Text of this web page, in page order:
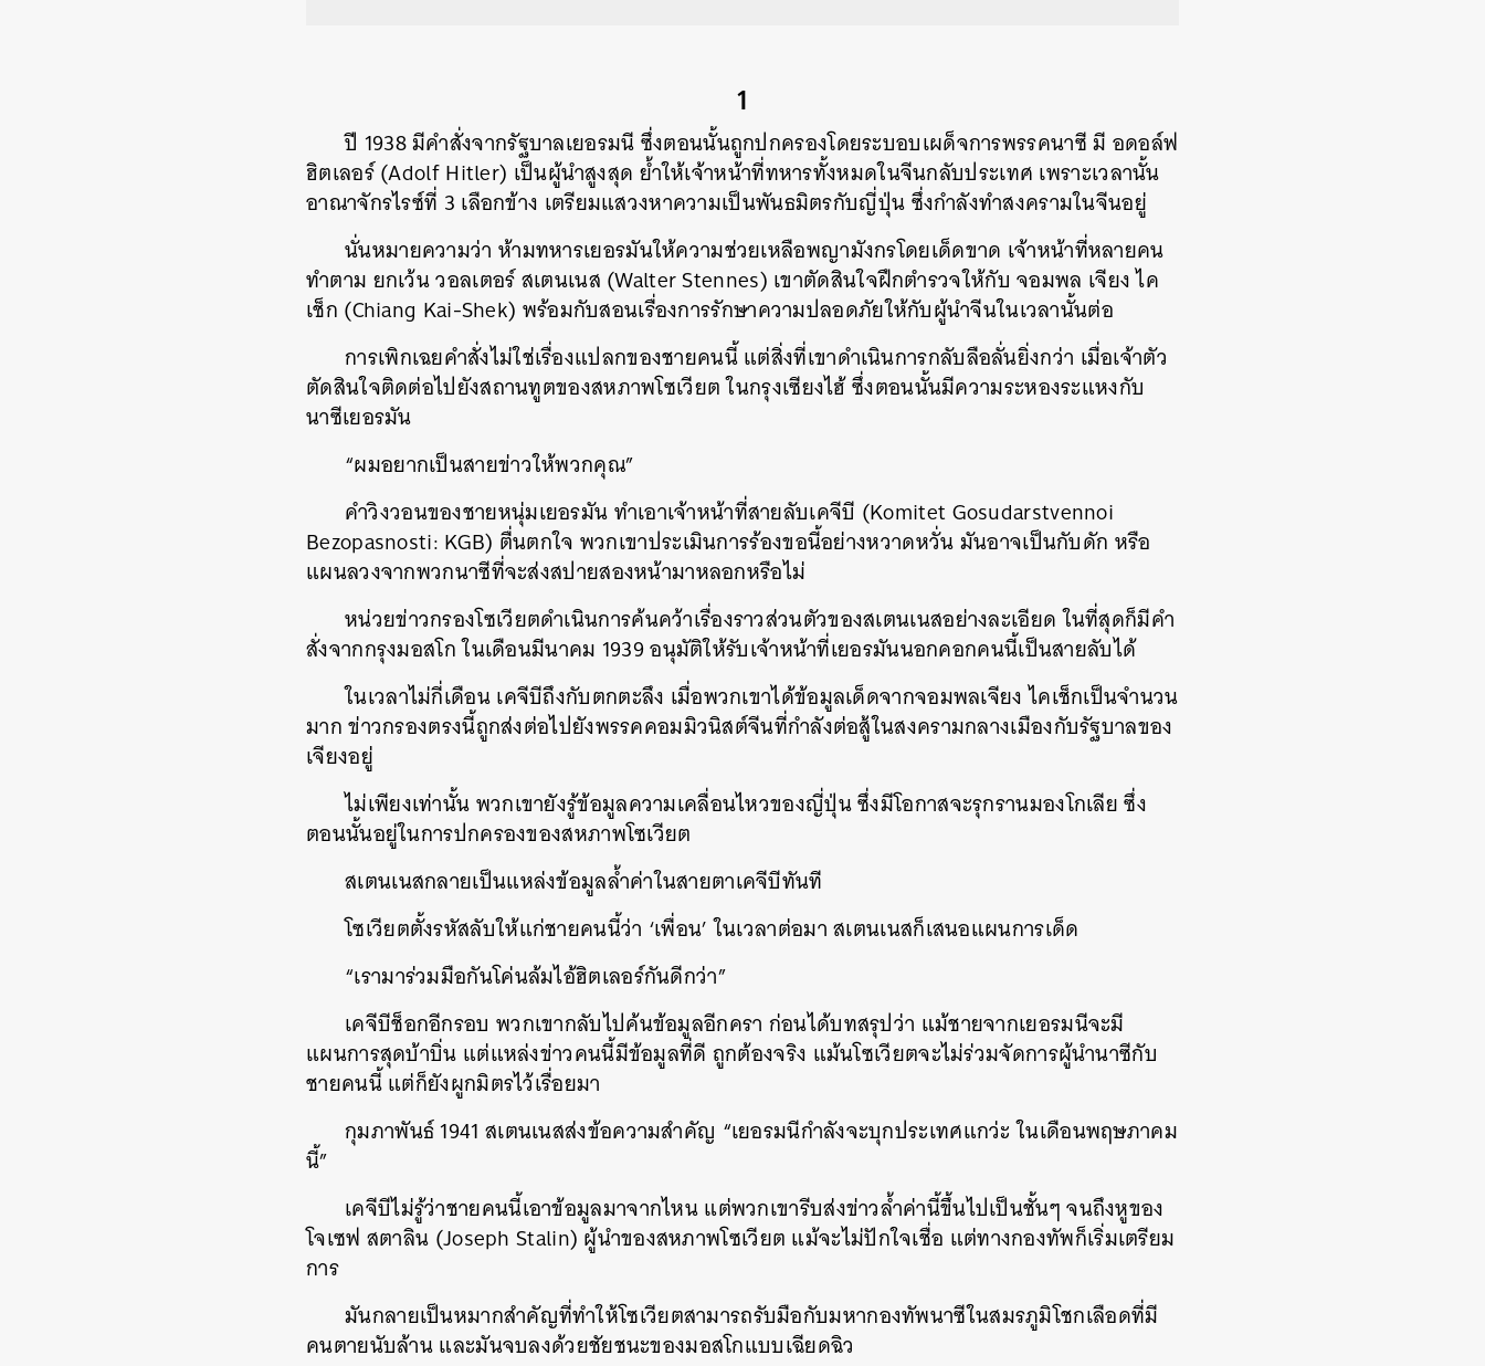
1
ปี 1938 มีคำสั่งจากรัฐบาลเยอรมนี ซึ่งตอนนั้นถูกปกครองโดยระบอบเผด็จการพรรคนาซี มี อดอล์ฟ
ฮิตเลอร์ (Adolf Hitler) เป็นผู้นำสูงสุด ย้ำให้เจ้าหน้าที่ทหารทั้งหมดในจีนกลับประเทศ เพราะเวลานั้น
อาณาจักรไรซ์ที่ 3 เลือกข้าง เตรียมแสวงหาความเป็นพันธมิตรกับญี่ปุ่น ซึ่งกำลังทำสงครามในจีนอยู่
นั่นหมายความว่า ห้ามทหารเยอรมันให้ความช่วยเหลือพญามังกรโดยเด็ดขาด เจ้าหน้าที่หลายคน
ทำตาม ยกเว้น วอลเตอร์ สเตนเนส (Walter Stennes) เขาตัดสินใจฝึกตำรวจให้กับ จอมพล เจียง ไค
เช็ก (Chiang Kai-Shek) พร้อมกับสอนเรื่องการรักษาความปลอดภัยให้กับผู้นำจีนในเวลานั้นต่อ
การเพิกเฉยคำสั่งไม่ใช่เรื่องแปลกของชายคนนี้ แต่สิ่งที่เขาดำเนินการกลับลือลั่นยิ่งกว่า เมื่อเจ้าตัว
ตัดสินใจติดต่อไปยังสถานทูตของสหภาพโซเวียต ในกรุงเซียงไฮ้ ซึ่งตอนนั้นมีความระหองระแหงกับ
นาซีเยอรมัน
“ผมอยากเป็นสายข่าวให้พวกคุณ”
คำวิงวอนของชายหนุ่มเยอรมัน ทำเอาเจ้าหน้าที่สายลับเคจีบี (Komitet Gosudarstvennoi
Bezopasnosti: KGB) ตื่นตกใจ พวกเขาประเมินการร้องขอนี้อย่างหวาดหวั่น มันอาจเป็นกับดัก หรือ
แผนลวงจากพวกนาซีที่จะส่งสปายสองหน้ามาหลอกหรือไม่
หน่วยข่าวกรองโซเวียตดำเนินการค้นคว้าเรื่องราวส่วนตัวของสเตนเนสอย่างละเอียด ในที่สุดก็มีคำ
สั่งจากกรุงมอสโก ในเดือนมีนาคม 1939 อนุมัติให้รับเจ้าหน้าที่เยอรมันนอกคอกคนนี้เป็นสายลับได้
ในเวลาไม่กี่เดือน เคจีบีถึงกับตกตะลึง เมื่อพวกเขาได้ข้อมูลเด็ดจากจอมพลเจียง ไคเช็กเป็นจำนวน
มาก ข่าวกรองตรงนี้ถูกส่งต่อไปยังพรรคคอมมิวนิสต์จีนที่กำลังต่อสู้ในสงครามกลางเมืองกับรัฐบาลของ
เจียงอยู่
ไม่เพียงเท่านั้น พวกเขายังรู้ข้อมูลความเคลื่อนไหวของญี่ปุ่น ซึ่งมีโอกาสจะรุกรานมองโกเลีย ซึ่ง
ตอนนั้นอยู่ในการปกครองของสหภาพโซเวียต
สเตนเนสกลายเป็นแหล่งข้อมูลล้ำค่าในสายตาเคจีบีทันที
โซเวียตตั้งรหัสลับให้แก่ชายคนนี้ว่า ‘เพื่อน’ ในเวลาต่อมา สเตนเนสก็เสนอแผนการเด็ด
“เรามาร่วมมือกันโค่นล้มไอ้ฮิตเลอร์กันดีกว่า”
เคจีบีช็อกอีกรอบ พวกเขากลับไปค้นข้อมูลอีกครา ก่อนได้บทสรุปว่า แม้ชายจากเยอรมนีจะมี
แผนการสุดบ้าบิ่น แต่แหล่งข่าวคนนี้มีข้อมูลที่ดี ถูกต้องจริง แม้นโซเวียตจะไม่ร่วมจัดการผู้นำนาซีกับ
ชายคนนี้ แต่ก็ยังผูกมิตรไว้เรื่อยมา
กุมภาพันธ์ 1941 สเตนเนสส่งข้อความสำคัญ “เยอรมนีกำลังจะบุกประเทศแกว่ะ ในเดือนพฤษภาคม
นี้”
เคจีบีไม่รู้ว่าชายคนนี้เอาข้อมูลมาจากไหน แต่พวกเขารีบส่งข่าวล้ำค่านี้ขึ้นไปเป็นชั้นๆ จนถึงหูของ
โจเซฟ สตาลิน (Joseph Stalin) ผู้นำของสหภาพโซเวียต แม้จะไม่ปักใจเชื่อ แต่ทางกองทัพก็เริ่มเตรียม
การ
มันกลายเป็นหมากสำคัญที่ทำให้โซเวียตสามารถรับมือกับมหากองทัพนาซีในสมรภูมิโชกเลือดที่มี
คนตายนับล้าน และมันจบลงด้วยชัยชนะของมอสโกแบบเฉียดฉิว
ค้นหา
SHARE TWEET LINE EMAIL